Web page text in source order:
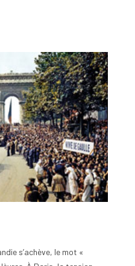
en médailles. Et ne manquez
particuliers...
s’achève, le mot «